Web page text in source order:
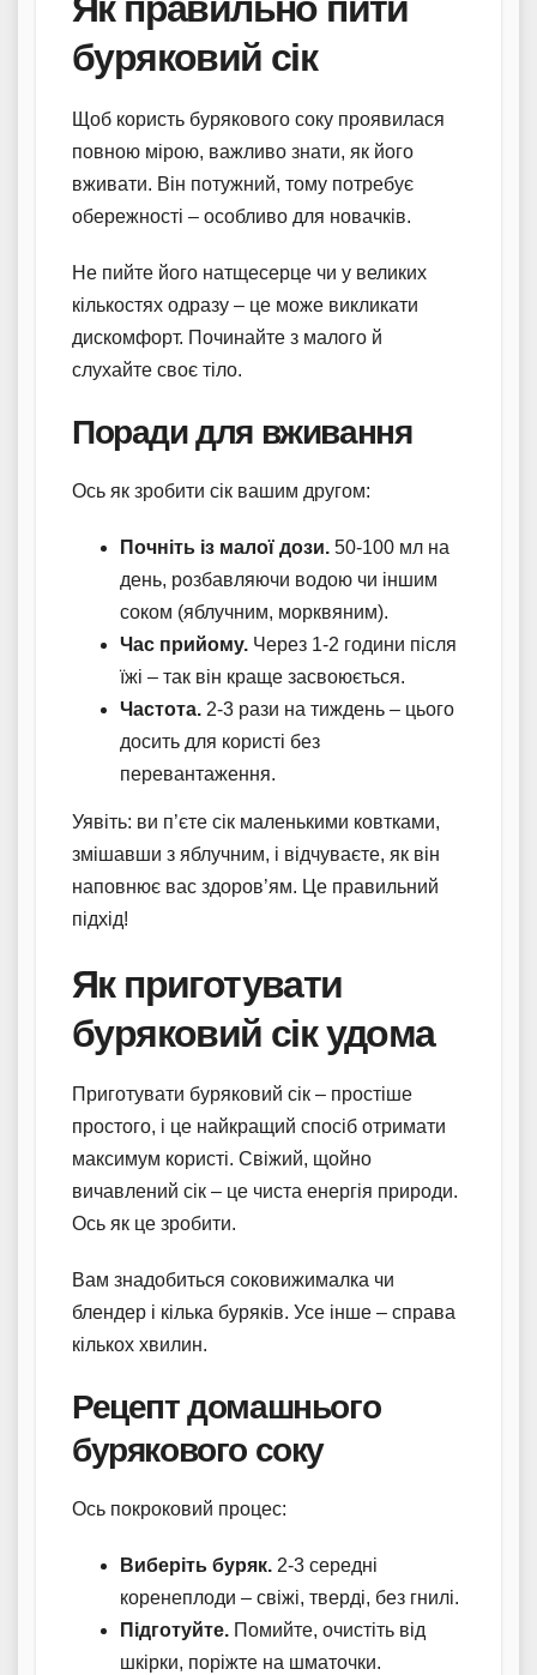
буряковий сік
Щоб користь бурякового соку проявилася
повною мірою, важливо знати, як його
вживати. Він потужний, тому потребує
обережності – особливо для новачків.
Не пийте його натщесерце чи у великих
кількостях одразу – це може викликати
дискомфорт. Починайте з малого й
слухайте своє тіло.
Поради для вживання
Ось як зробити сік вашим другом:
Почніть із малої дози. 50-100 мл на
день, розбавляючи водою чи іншим
соком (яблучним, морквяним).
Час прийому. Через 1-2 години після
їжі – так він краще засвоюється.
Частота. 2-3 рази на тиждень – цього
досить для користі без
перевантаження.
Уявіть: ви п’єте сік маленькими ковтками,
змішавши з яблучним, і відчуваєте, як він
наповнює вас здоров’ям. Це правильний
підхід!
Як приготувати
буряковий сік удома
Приготувати буряковий сік – простіше
простого, і це найкращий спосіб отримати
максимум користі. Свіжий, щойно
вичавлений сік – це чиста енергія природи.
Ось як це зробити.
Вам знадобиться соковижималка чи
блендер і кілька буряків. Усе інше – справа
кількох хвилин.
Рецепт домашнього
бурякового соку
Ось покроковий процес:
Виберіть буряк. 2-3 середні
коренеплоди – свіжі, тверді, без гнилі.
Підготуйте. Помийте, очистіть від
шкірки, поріжте на шматочки.